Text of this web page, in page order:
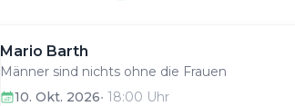
Mario Barth
Männer sind nichts ohne die Frauen
10. Okt. 2026•18:00 Uhr